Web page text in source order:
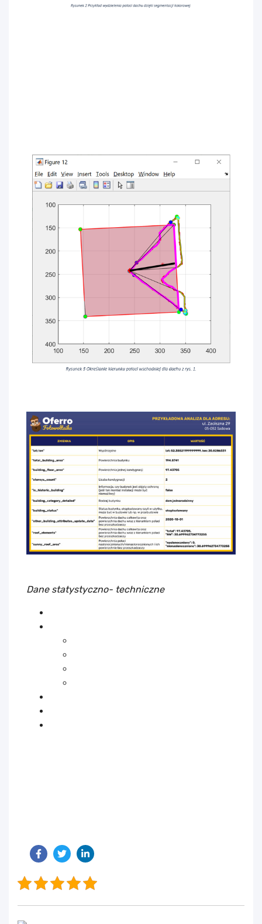
Dane statystyczno- techniczne